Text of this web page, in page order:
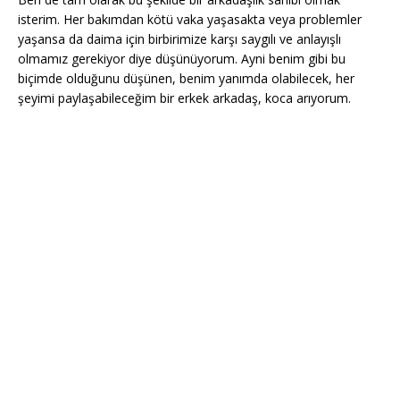
isterim. Her bakımdan kötü vaka yaşasakta veya problemler
yaşansa da daima için birbirimize karşı saygılı ve anlayışlı
olmamız gerekiyor diye düşünüyorum. Ayni benim gibi bu
biçimde olduğunu düşünen, benim yanımda olabilecek, her
şeyimi paylaşabileceğim bir erkek arkadaş, koca arıyorum.